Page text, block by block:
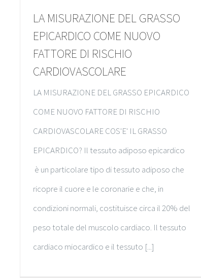
LA MISURAZIONE DEL GRASSO
EPICARDICO COME NUOVO
FATTORE DI RISCHIO
CARDIOVASCOLARE
LA MISURAZIONE DEL GRASSO EPICARDICO
COME NUOVO FATTORE DI RISCHIO
CARDIOVASCOLARE COS'E' IL GRASSO
EPICARDICO? Il tessuto adiposo epicardico
è un particolare tipo di tessuto adiposo che
ricopre il cuore e le coronarie e che, in
condizioni normali, costituisce circa il 20% del
peso totale del muscolo cardiaco. Il tessuto
cardiaco miocardico e il tessuto [...]